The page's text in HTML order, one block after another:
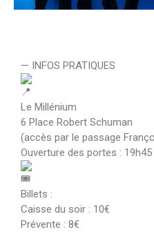
— INFOS PRATIQUES
Le Millénium
6 Place Robert Schuman
(accès par le passage
Ouverture des portes :
Billets :
Caisse du soir : 10€
Prévente : 8€